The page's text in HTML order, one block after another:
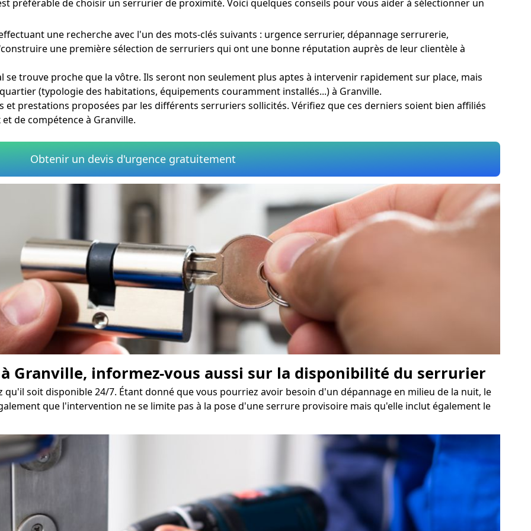
préférable de choisir un serrurier de proximité. Voici quelques conseils pour vous aider à sélectionner un
une recherche avec l'un des mots-clés suivants : urgence serrurier, dépannage serrurerie,
une première sélection de serruriers qui ont une bonne réputation auprès de leur clientèle à
se trouve proche que la vôtre. Ils seront non seulement plus aptes à intervenir rapidement sur place, mais
(typologie des habitations, équipements couramment installés...) à Granville.
prestations proposées par les différents serruriers sollicités. Vérifiez que ces derniers soient bien affiliés
de compétence à Granville.
Obtenir un devis d'urgence gratuitement
Granville, informez-vous aussi sur la disponibilité du serrurier
soit disponible 24/7. Étant donné que vous pourriez avoir besoin d'un dépannage en milieu de la nuit, le
que l'intervention ne se limite pas à la pose d'une serrure provisoire mais qu'elle inclut également le